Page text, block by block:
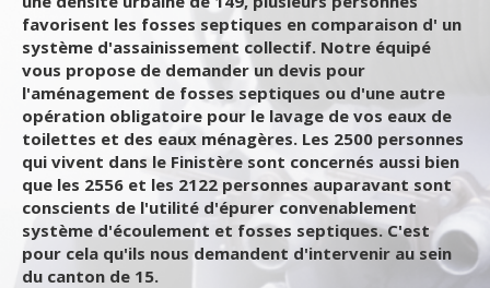
favorisent les fosses septiques en comparaison d' un
système d'assainissement collectif. Notre équipé
vous propose de demander un devis pour
l'aménagement de fosses septiques ou d'une autre
opération obligatoire pour le lavage de vos eaux de
toilettes et des eaux ménagères. Les 2500 personnes
qui vivent dans le Finistère sont concernés aussi bien
que les 2556 et les 2122 personnes auparavant sont
conscients de l'utilité d'épurer convenablement
système d'écoulement et fosses septiques. C'est
pour cela qu'ils nous demandent d'intervenir au sein
du canton de 15.